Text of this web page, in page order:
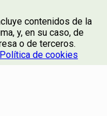
contenidos de la
y, en su caso, de
o de terceros.
Política de cookies